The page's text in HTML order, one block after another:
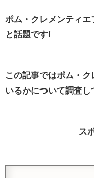
ポム・クレメンティ
と話題です!
この記事ではポム・
いるかについて調査し
ス